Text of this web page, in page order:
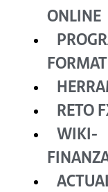
ONLINE
RETO
WIKI-